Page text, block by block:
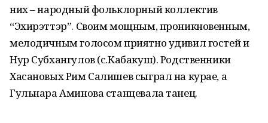
них – народный фольклорный коллектив
“Эхирэттэр”. Своим мощным, проникновенным,
мелодичным голосом приятно удивил гостей и
Нур Субхангулов (с.Кабакуш). Родственники
Хасановых Рим Салишев сыграл на курае, а
Гульнара Аминова станцевала танец.